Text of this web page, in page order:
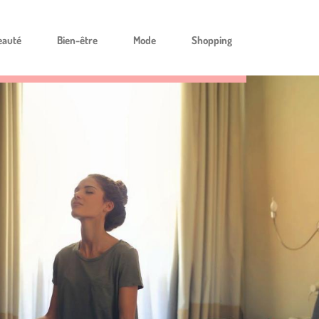
Bien-être Mode Shopping